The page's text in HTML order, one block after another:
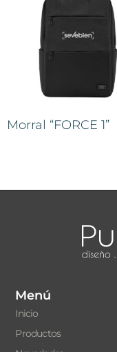
Morral “FORCE 1”
Menú
Inicio
Productos